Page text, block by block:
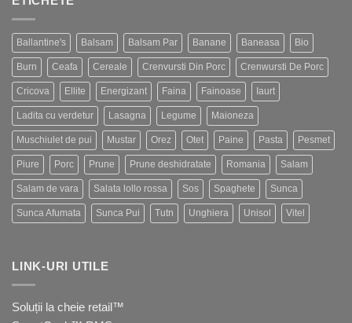
Ballantine's Balsam Balsam Par Banane Baneasa Bio
Burn Ceafa Cereale Crenvursti Din Porc Crenwursti De Porc
Cricova Ellite Energizant Faina Fainoase Iaurt
Ladita cu verdetur Lasagna Legume Maioneza
Muschiulet de pui Mustar Orez Otet Paine Pasta Pesmet
Piure Porc Prune Prune deshidratate Romania Salam
Salam de vara Salata lollo rossa Sos Spaghete Sunca
Sunca Afumata Sunca Pui Tutn Unghiera Unisol Vitel
LINK-URI UTILE
Soluții la cheie retail™